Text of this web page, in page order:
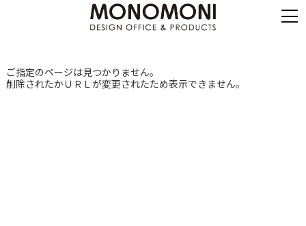
ご指定のページは見つかりません。
削除されたかＵＲＬが変更されたため表示できません。